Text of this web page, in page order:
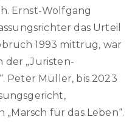
Ernst-Wolfgang
das Urteil
1993 mittrug, war
der „Juristen-
Peter Müller, bis 2023
für das Leben“.